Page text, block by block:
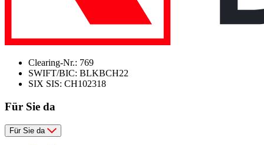
Clearing-Nr.: 769
SWIFT/BIC: BLKBCH22
SIX SIS: CH102318
Für Sie da
Für Sie da